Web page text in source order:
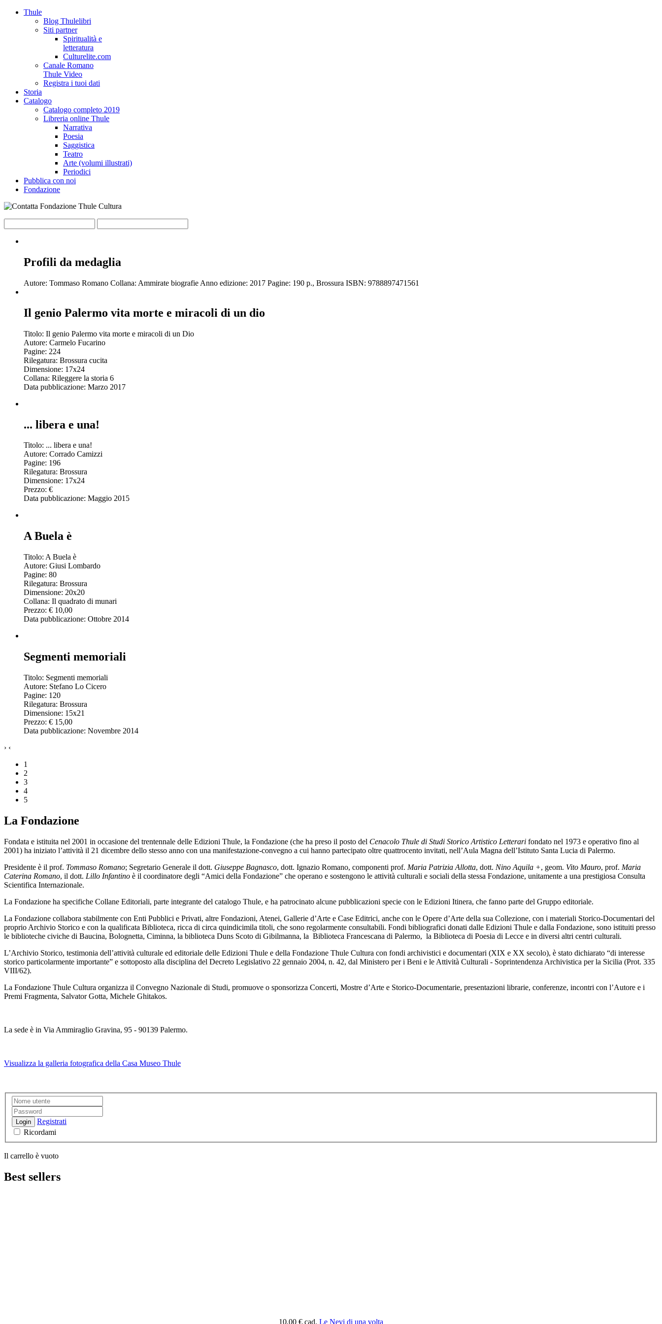
Thule
Blog Thulelibri
Siti partner
Spiritualità e
letteratura
Culturelite.com
Canale Romano
Thule Video
Registra i tuoi dati
Storia
Catalogo
Catalogo completo 2019
Libreria online Thule
Narrativa
Poesia
Saggistica
Teatro
Arte (volumi illustrati)
Periodici
Pubblica con noi
Fondazione
Profili da medaglia
Autore: Tommaso Romano Collana: Ammirate biografie Anno edizione: 2017 Pagine: 190 p., Brossura ISBN: 9788897471561
Il genio Palermo vita morte e miracoli di un dio
Titolo: Il genio Palermo vita morte e miracoli di un Dio
Autore: Carmelo Fucarino
Pagine: 224
Rilegatura: Brossura cucita
Dimensione: 17x24
Collana: Rileggere la storia 6
Data pubblicazione: Marzo 2017
... libera e una!
Titolo: ... libera e una!
Autore: Corrado Camizzi
Pagine: 196
Rilegatura: Brossura
Dimensione: 17x24
Prezzo: €
Data pubblicazione: Maggio 2015
A Buela è
Titolo: A Buela è
Autore: Giusi Lombardo
Pagine: 80
Rilegatura: Brossura
Dimensione: 20x20
Collana: Il quadrato di munari
Prezzo: € 10,00
Data pubblicazione: Ottobre 2014
Segmenti memoriali
Titolo: Segmenti memoriali
Autore: Stefano Lo Cicero
Pagine: 120
Rilegatura: Brossura
Dimensione: 15x21
Prezzo: € 15,00
Data pubblicazione: Novembre 2014
› ‹
1
2
3
4
5
La Fondazione
Fondata e istituita nel 2001 in occasione del trentennale delle Edizioni Thule, la Fondazione (che ha preso il posto del Cenacolo Thule di Studi Storico Artistico Letterari fondato nel 1973 e operativo fino al
2001) ha iniziato l’attività il 21 dicembre dello stesso anno con una manifestazione-convegno a cui hanno partecipato oltre quattrocento invitati, nell’Aula Magna dell’Istituto Santa Lucia di Palermo.
Presidente è il prof. Tommaso Romano; Segretario Generale il dott. Giuseppe Bagnasco, dott. Ignazio Romano, componenti prof. Maria Patrizia Allotta, dott. Nino Aquila +, geom. Vito Mauro, prof. Maria
Caterina Romano, il dott. Lillo Infantino è il coordinatore degli “Amici della Fondazione” che operano e sostengono le attività culturali e sociali della stessa Fondazione, unitamente a una prestigiosa Consulta
Scientifica Internazionale.
La Fondazione ha specifiche Collane Editoriali, parte integrante del catalogo Thule, e ha patrocinato alcune pubblicazioni specie con le Edizioni Itinera, che fanno parte del Gruppo editoriale.
La Fondazione collabora stabilmente con Enti Pubblici e Privati, altre Fondazioni, Atenei, Gallerie d’Arte e Case Editrici, anche con le Opere d’Arte della sua Collezione, con i materiali Storico-Documentari del
proprio Archivio Storico e con la qualificata Biblioteca, ricca di circa quindicimila titoli, che sono regolarmente consultabili. Fondi bibliografici donati dalle Edizioni Thule e dalla Fondazione, sono istituiti presso
le biblioteche civiche di Baucina, Bolognetta, Ciminna, la biblioteca Duns Scoto di Gibilmanna, la Biblioteca Francescana di Palermo, la Biblioteca di Poesia di Lecce e in diversi altri centri culturali.
L’Archivio Storico, testimonia dell’attività culturale ed editoriale delle Edizioni Thule e della Fondazione Thule Cultura con fondi archivistici e documentari (XIX e XX secolo), è stato dichiarato “di interesse
storico particolarmente importante” e sottoposto alla disciplina del Decreto Legislativo 22 gennaio 2004, n. 42, dal Ministero per i Beni e le Attività Culturali - Soprintendenza Archivistica per la Sicilia (Prot. 335
VIII/62).
La Fondazione Thule Cultura organizza il Convegno Nazionale di Studi, promuove o sponsorizza Concerti, Mostre d’Arte e Storico-Documentarie, presentazioni librarie, conferenze, incontri con l’Autore e i
Premi Fragmenta, Salvator Gotta, Michele Ghitakos.
La sede è in Via Ammiraglio Gravina, 95 - 90139 Palermo.
Visualizza la galleria fotografica della Casa Museo Thule
Login
Registrati
Ricordami
Il carrello è vuoto
Best sellers
10,00 € cad. Le Nevi di una volta